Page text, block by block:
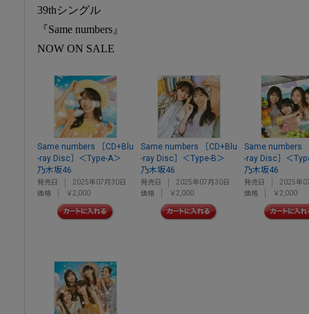
39thシングル
『Same numbers』
NOW ON SALE
Same numbers ［CD+Blu
-ray Disc］＜Type-A＞
乃木坂46
発売日
2025年07月30日
価格
￥2,000
Same numbers ［CD+Blu
-ray Disc］＜Type-B＞
乃木坂46
発売日
2025年07月30日
価格
￥2,000
Same numbers
-ray Disc］＜
乃木坂46
発売日
2025年
価格
￥2,000